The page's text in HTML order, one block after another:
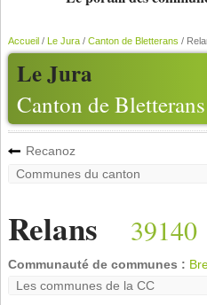
Le Jura
Canton de Bletterans
Accueil/ Le Jura/ Canton de Bletterans /
Recanoz
Relans 39140
Communauté de communes :